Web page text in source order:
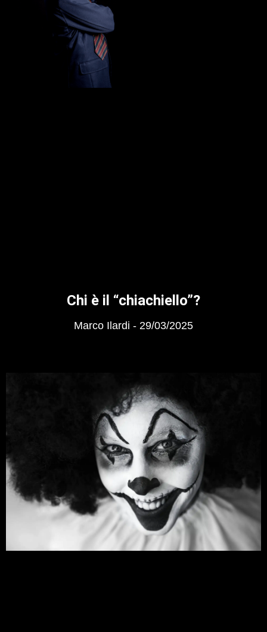
Chi è il “chiachiello”?
Marco Ilardi 29/03/2025